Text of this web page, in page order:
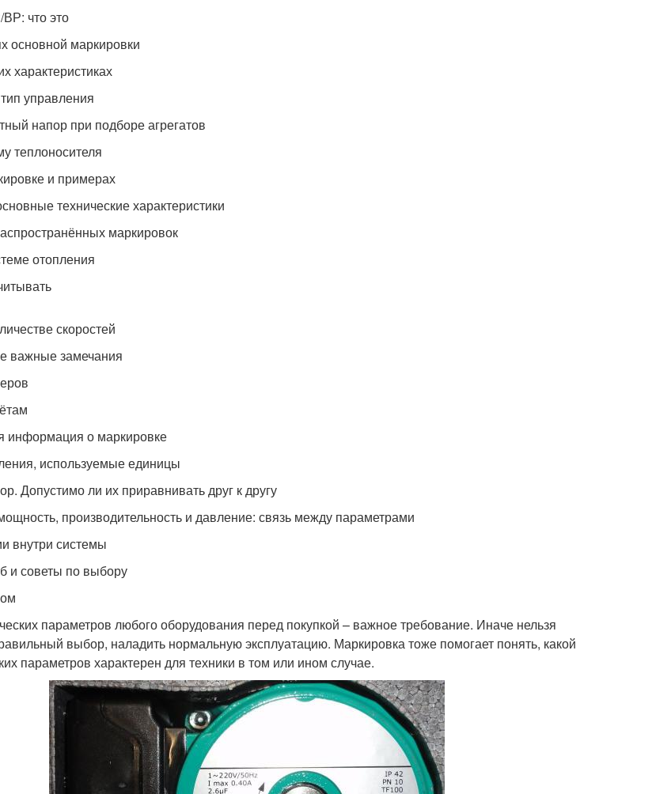
что это
основной маркировки
характеристиках
управления
напор при подборе агрегатов
теплоносителя
и примерах
технические характеристики
маркировок
отопления
скоростей
важные замечания
информация о маркировке
используемые единицы
Допустимо ли их приравнивать друг к другу
производительность и давление: связь между параметрами
внутри системы
и советы по выбору
параметров любого оборудования перед покупкой – важное требование. Иначе нельзя
выбор, наладить нормальную эксплуатацию. Маркировка тоже помогает понять, какой
параметров характерен для техники в том или ином случае.